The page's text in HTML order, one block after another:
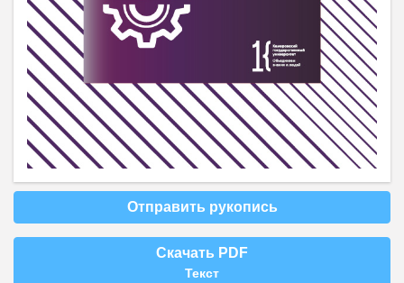
Отправить рукопись
Скачать PDF
Текст